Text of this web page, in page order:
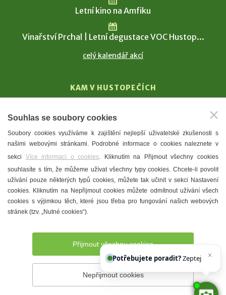
Letní kino na Amfiku
Vinařství Prchal | Letní degustace VOC Hustop...
celý kalendář akcí
KAM V HUSTOPEČÍCH
T. G. Masaryk
Mandloně
Ubytování
Restaurace
Městské muzeum a galerie
Denní meníčka
Prohlášení o přístupnosti Správce webu
Souhlas se soubory cookies
Soubory cookies využíváme k zajištění nejlepší uživatelské zkušenosti s
našimi webovými stránkami. Podrobné informace o cookies naleznete v
sekci Více informací o cookies. Kliknutím na Přijmout všechny cookies
souhlasíte s tím, že můžeme užívat všechny typy cookies. Chcete-li povolit
užívání pouze některých typů cookies, můžete tak učinit v sekci Nastavení
cookies. Kliknutím na Nepřijmout cookies můžete odmítnout užívání všech
cookies s výjimkou těch, které jsou třeba pro fungování našich webových
stránek (tzv. „Nutné cookies“).
Přijmout všechny cookies
Nepřijmout cookies
Potřebujete poradit?Zeptejte se naš